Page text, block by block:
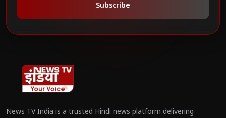
Subscribe
News TV India is a trusted Hindi news platform delivering